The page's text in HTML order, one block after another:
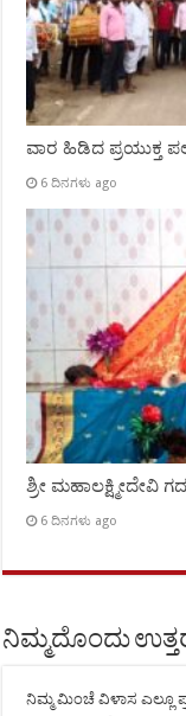
ವಾರ ಹಿಡಿದ ಪ್ರಯುಕ್ತ
6 ದಿನಗಳು ago
ಶ್ರೀ ಮಹಾಲಕ್ಷ್ಮೀದೇವಿ
6 ದಿನಗಳು ago
ನಿಮ್ಮದೊಂದು
ನಿಮ್ಮ ಮಿಂಚೆ ವಿಳಾಸ ಎಲ್ಲೂ